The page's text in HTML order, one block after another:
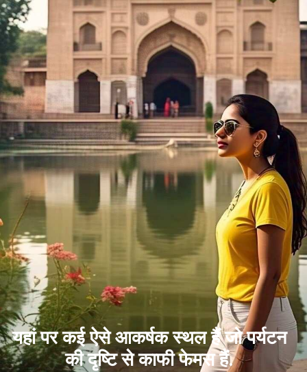
यहां पर कई ऐसे आकर्षक स्थल हैं जो पर्यटन
की दृष्टि से काफी फेमस हैं.